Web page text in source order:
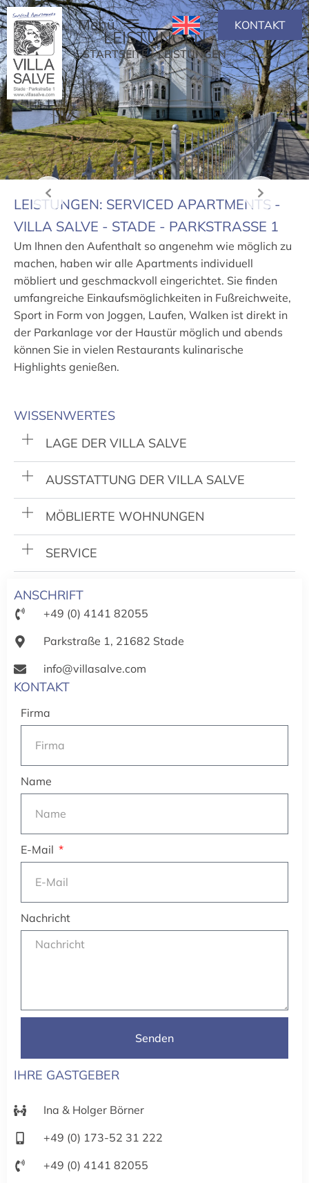
KONTAKT
LEISTUNGEN
STARTSEITE»LEISTUNGEN
LEISTUNGEN: SERVICED APARTMENTS -
VILLA SALVE - STADE - PARKSTRASSE 1
Um Ihnen den Aufenthalt so angenehm wie möglich zu
machen, haben wir alle Apartments individuell
möbliert und geschmackvoll eingerichtet. Sie finden
umfangreiche Einkaufsmöglichkeiten in Fußreichweite,
Sport in Form von Joggen, Laufen, Walken ist direkt in
der Parkanlage vor der Haustür möglich und abends
können Sie in vielen Restaurants kulinarische
Highlights genießen.
WISSENWERTES
LAGE DER VILLA SALVE
AUSSTATTUNG DER VILLA SALVE
MÖBLIERTE WOHNUNGEN
SERVICE
ANSCHRIFT
+49 (0) 4141 82055
Parkstraße 1, 21682 Stade
info@villasalve.com
KONTAKT
Firma
Name
E-Mail
Nachricht
Senden
IHRE GASTGEBER
Ina & Holger Börner
+49 (0) 173-52 31 222
+49 (0) 4141 82055